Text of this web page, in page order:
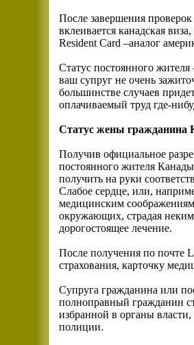
После завершения
вклеивается канадская
Resident Card –аналог
Статус постоянного
ваш супруг не очень
большинстве случаев
оплачиваемый труд где-
Статус жены гражданина
Получив официальное
постоянного жителя
получить на руки
Слабое сердце, или,
медицинским соображениям
окружающих, страдая
дорогостоящее лечение.
После получения по почте
страхования, карточку
Супруга гражданина или
полноправный гражданин
избранной в органы
полиции.